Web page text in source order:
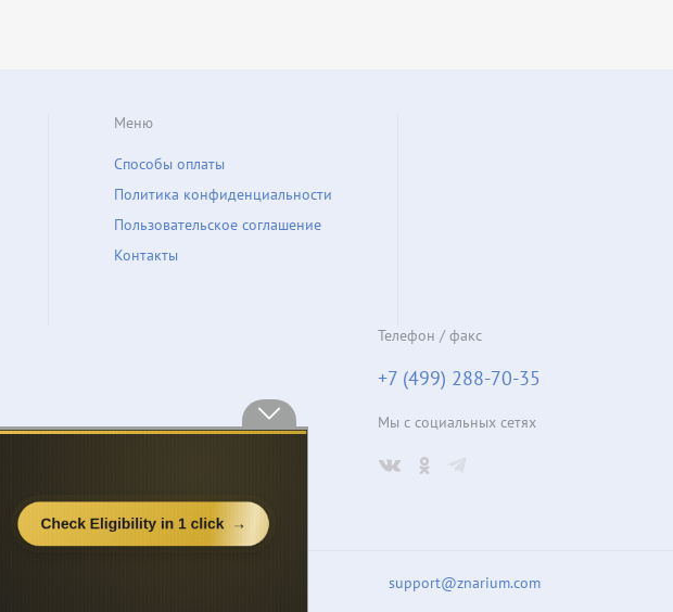
Меню
Способы оплаты
Политика конфиденциальности
Пользовательское соглашение
Контакты
Телефон / факс
+7 (499) 288-70-35
Мы с социальных сетях
support@znarium.com